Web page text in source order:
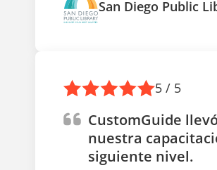
San Diego Public
5 / 5
CustomGuide
nuestra
siguiente nivel.